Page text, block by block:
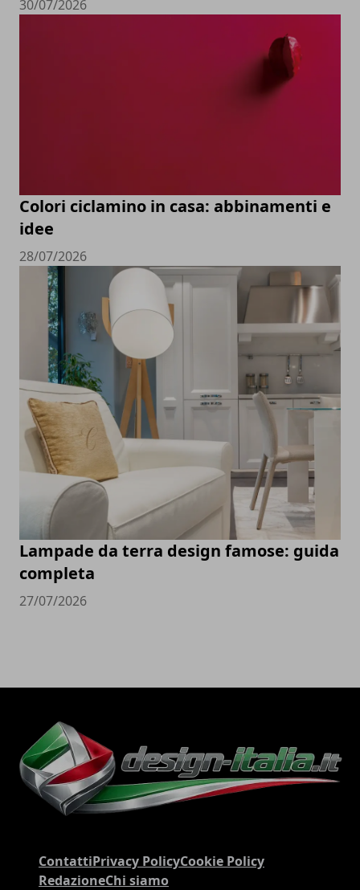
30/07/2026
Colori ciclamino in casa: abbinamenti e
idee
28/07/2026
Lampade da terra design famose: guida
completa
27/07/2026
ContattiPrivacy PolicyCookie Policy
RedazioneChi siamo